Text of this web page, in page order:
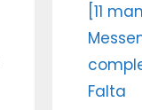
[11
Falta